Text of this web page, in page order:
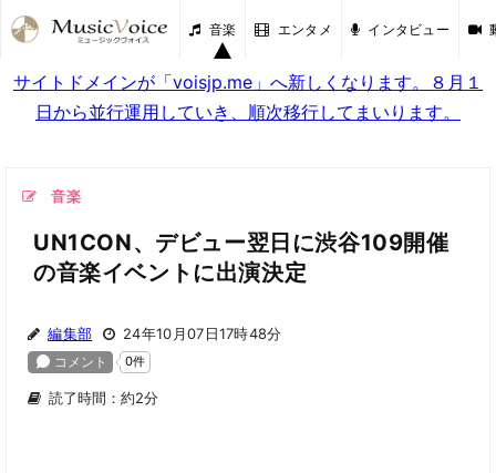
音楽 エンタメ インタビュー
サイトドメインが「voisjp.me」へ新しくなります。８月１
日から並行運用していき、順次移行してまいります。
音楽
UN1CON、デビュー翌日に渋谷109開催
の音楽イベントに出演決定
編集部 24年10月07日17時48分
読了時間：約2分